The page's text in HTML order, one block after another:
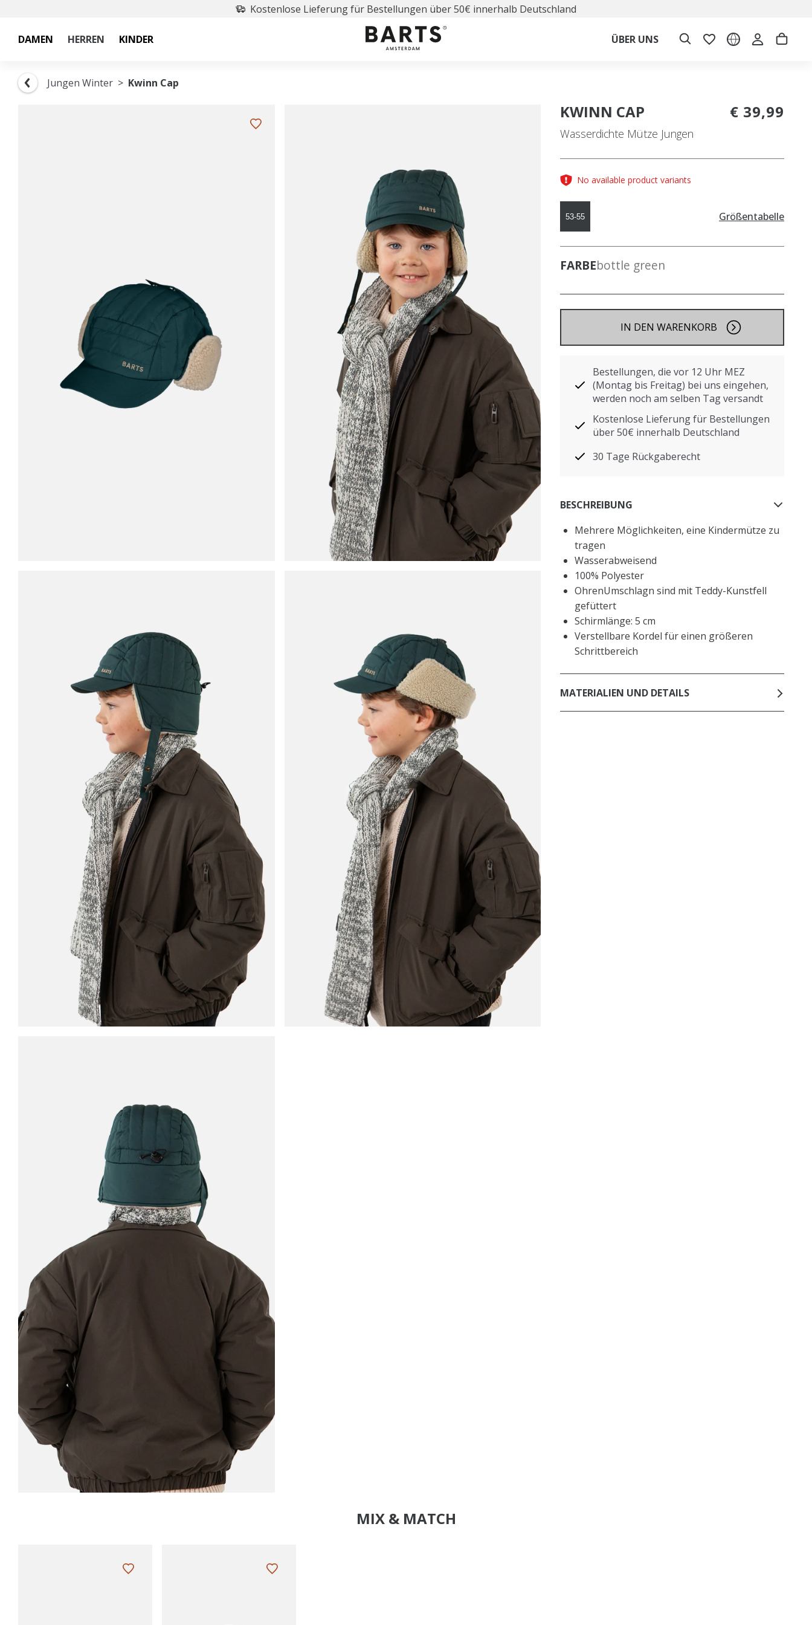
Kostenlose Lieferung für Bestellungen über 50€ innerhalb Deutschland
DAMEN HERREN KINDER ÜBER UNS
Jungen Winter Kwinn Cap
KWINN CAP
Wasserdichte Mütze Jungen
€ 39,99
No available product variants
53-55 Größentabelle
FARBEbottle green
IN DEN WARENKORB
Bestellungen, die vor 12 Uhr MEZ
(Montag bis Freitag) bei uns eingehen,
werden noch am selben Tag versandt
Kostenlose Lieferung für Bestellungen
über 50€ innerhalb Deutschland
30 Tage Rückgaberecht
BESCHREIBUNG
Mehrere Möglichkeiten, eine Kindermütze zu
tragen
Wasserabweisend
100% Polyester
OhrenUmschlagn sind mit Teddy-Kunstfell
gefüttert
Schirmlänge: 5 cm
Verstellbare Kordel für einen größeren
Schrittbereich
MATERIALIEN UND DETAILS
MIX & MATCH